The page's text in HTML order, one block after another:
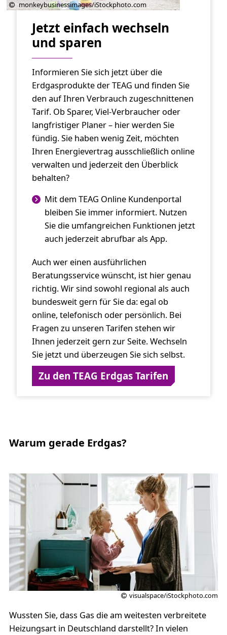
monkeybusinessimages/iStockphoto.com
Jetzt einfach wechseln
und sparen
Informieren Sie sich jetzt über die
Erdgasprodukte der TEAG und finden Sie
den auf Ihren Verbrauch zugeschnittenen
Tarif. Ob Sparer, Viel-Verbraucher oder
langfristiger Planer – hier werden Sie
fündig. Sie haben wenig Zeit, möchten
Ihren Energievertrag ausschließlich online
verwalten und jederzeit den Überblick
behalten?
Mit dem TEAG Online Kundenportal
bleiben Sie immer informiert. Nutzen
Sie die umfangreichen Funktionen jetzt
auch jederzeit abrufbar als App.
Auch wer einen ausführlichen
Beratungsservice wünscht, ist hier genau
richtig. Wir sind sowohl regional als auch
bundesweit gern für Sie da: egal ob
online, telefonisch oder persönlich. Bei
Fragen zu unseren Tarifen stehen wir
Ihnen jederzeit gern zur Seite. Wechseln
Sie jetzt und überzeugen Sie sich selbst.
Zu den TEAG Erdgas Tarifen
Warum gerade Erdgas?
visualspace/iStockphoto.com
Wussten Sie, dass Gas die am weitesten verbreitete
Heizungsart in Deutschland darstellt? In vielen